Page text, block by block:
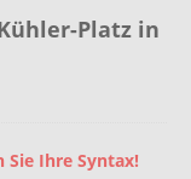
Platz in
Sie Ihre Syntax!